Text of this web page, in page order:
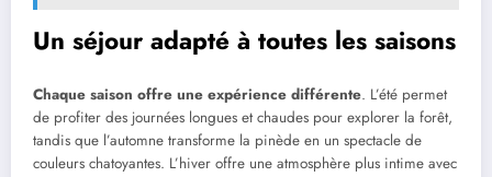
Un séjour adapté à toutes les saisons
Chaque saison offre une expérience différente. L’été permet
de profiter des journées longues et chaudes pour explorer la forêt,
tandis que l’automne transforme la pinède en un spectacle de
couleurs chatoyantes. L’hiver offre une atmosphère plus intime avec